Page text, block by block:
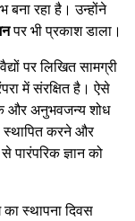
रहा है। उन्होंने
पर भी प्रकाश डाला।
पर लिखित सामग्री
में संरक्षित है। ऐसे
और अनुभवजन्य शोध
स्थापित करने और
पारंपरिक ज्ञान को
स्थापना दिवस